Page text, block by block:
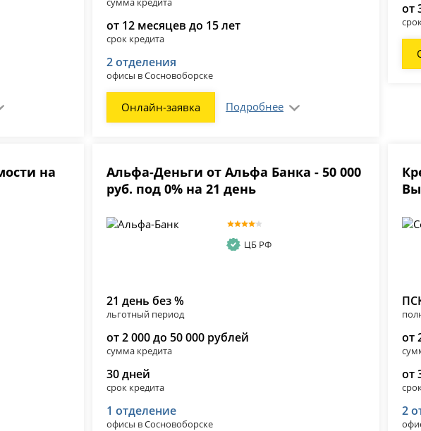
от 12 месяцев до 15 лет
срок кредита
2 отделения
офисы в Сосновоборске
Онлайн-заявка Подробнее
от
на
Альфа-Деньги от Альфа Банка - 50 000
руб. под 0% на 21 день
ЦБ РФ
21 день без %
льготный период
от 2 000 до 50 000 рублей
сумма кредита
30 дней
срок кредита
1 отделение
офисы в Сосновоборске
от
от
2